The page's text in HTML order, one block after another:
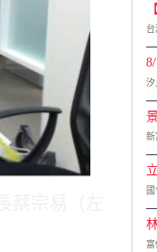
蔡宗易（左三，
汐
新
富